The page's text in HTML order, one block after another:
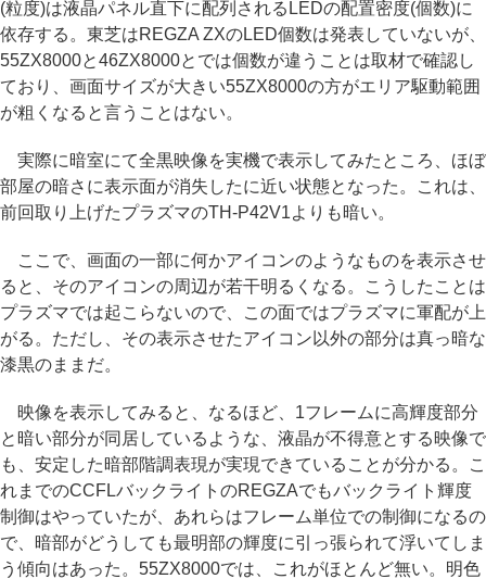
(粒度)は液晶パネル直下に配列されるLEDの配置密度(個数)に
依存する。東芝はREGZA ZXのLED個数は発表していないが、
55ZX8000と46ZX8000とでは個数が違うことは取材で確認し
ており、画面サイズが大きい55ZX8000の方がエリア駆動範囲
が粗くなると言うことはない。
実際に暗室にて全黒映像を実機で表示してみたところ、ほぼ
部屋の暗さに表示面が消失したに近い状態となった。これは、
前回取り上げたプラズマのTH-P42V1よりも暗い。
ここで、画面の一部に何かアイコンのようなものを表示させ
ると、そのアイコンの周辺が若干明るくなる。こうしたことは
プラズマでは起こらないので、この面ではプラズマに軍配が上
がる。ただし、その表示させたアイコン以外の部分は真っ暗な
漆黒のままだ。
映像を表示してみると、なるほど、1フレームに高輝度部分
と暗い部分が同居しているような、液晶が不得意とする映像で
も、安定した暗部階調表現が実現できていることが分かる。こ
れまでのCCFLバックライトのREGZAでもバックライト輝度
制御はやっていたが、あれらはフレーム単位での制御になるの
で、暗部がどうしても最明部の輝度に引っ張られて浮いてしま
う傾向はあった。55ZX8000では、これがほとんど無い。明色